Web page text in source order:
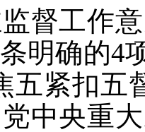
工作意
明确的4
五紧扣五
中央重